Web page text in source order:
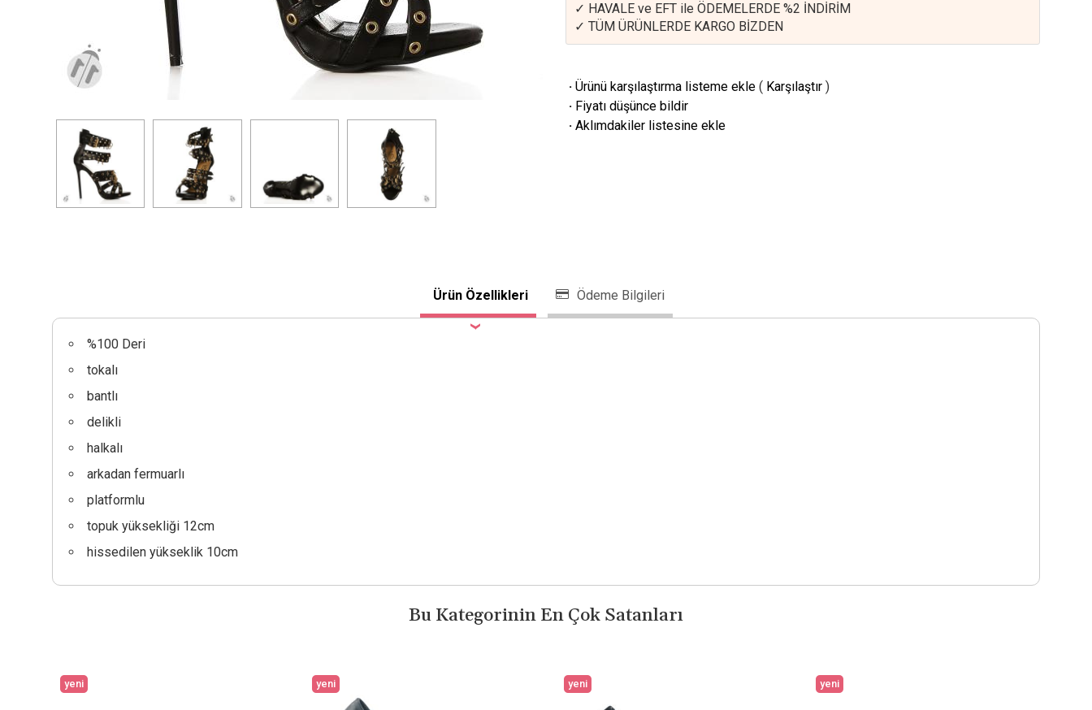
✓ HAVALE ve EFT ile ÖDEMELERDE %2 İNDİRİM
✓ TÜM ÜRÜNLERDE KARGO BİZDEN
·Ürünü karşılaştırma listeme ekle ( Karşılaştır )
· Fiyatı düşünce bildir
·Aklımdakiler listesine ekle
Ürün Özellikleri Ödeme Bilgileri
%100 Deri
tokalı
bantlı
delikli
halkalı
arkadan fermuarlı
platformlu
topuk yüksekliği 12cm
hissedilen yükseklik 10cm
Bu Kategorinin En Çok Satanları
yeni yeni yeni yeni